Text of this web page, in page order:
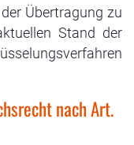
Übertragung zu
Stand der
nach Art.